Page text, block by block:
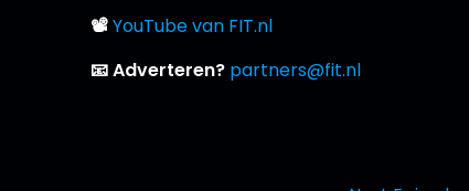
📽YouTube van FIT.nl
📧 Adverteren? partners@fit.nl